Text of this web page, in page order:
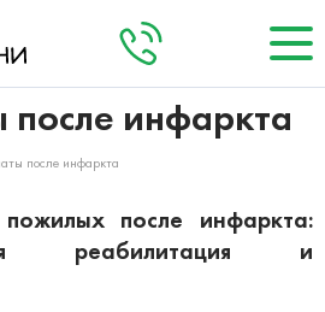
04-92
визит
после инфаркта
после инфаркта
после инфаркта:
реабилитация и